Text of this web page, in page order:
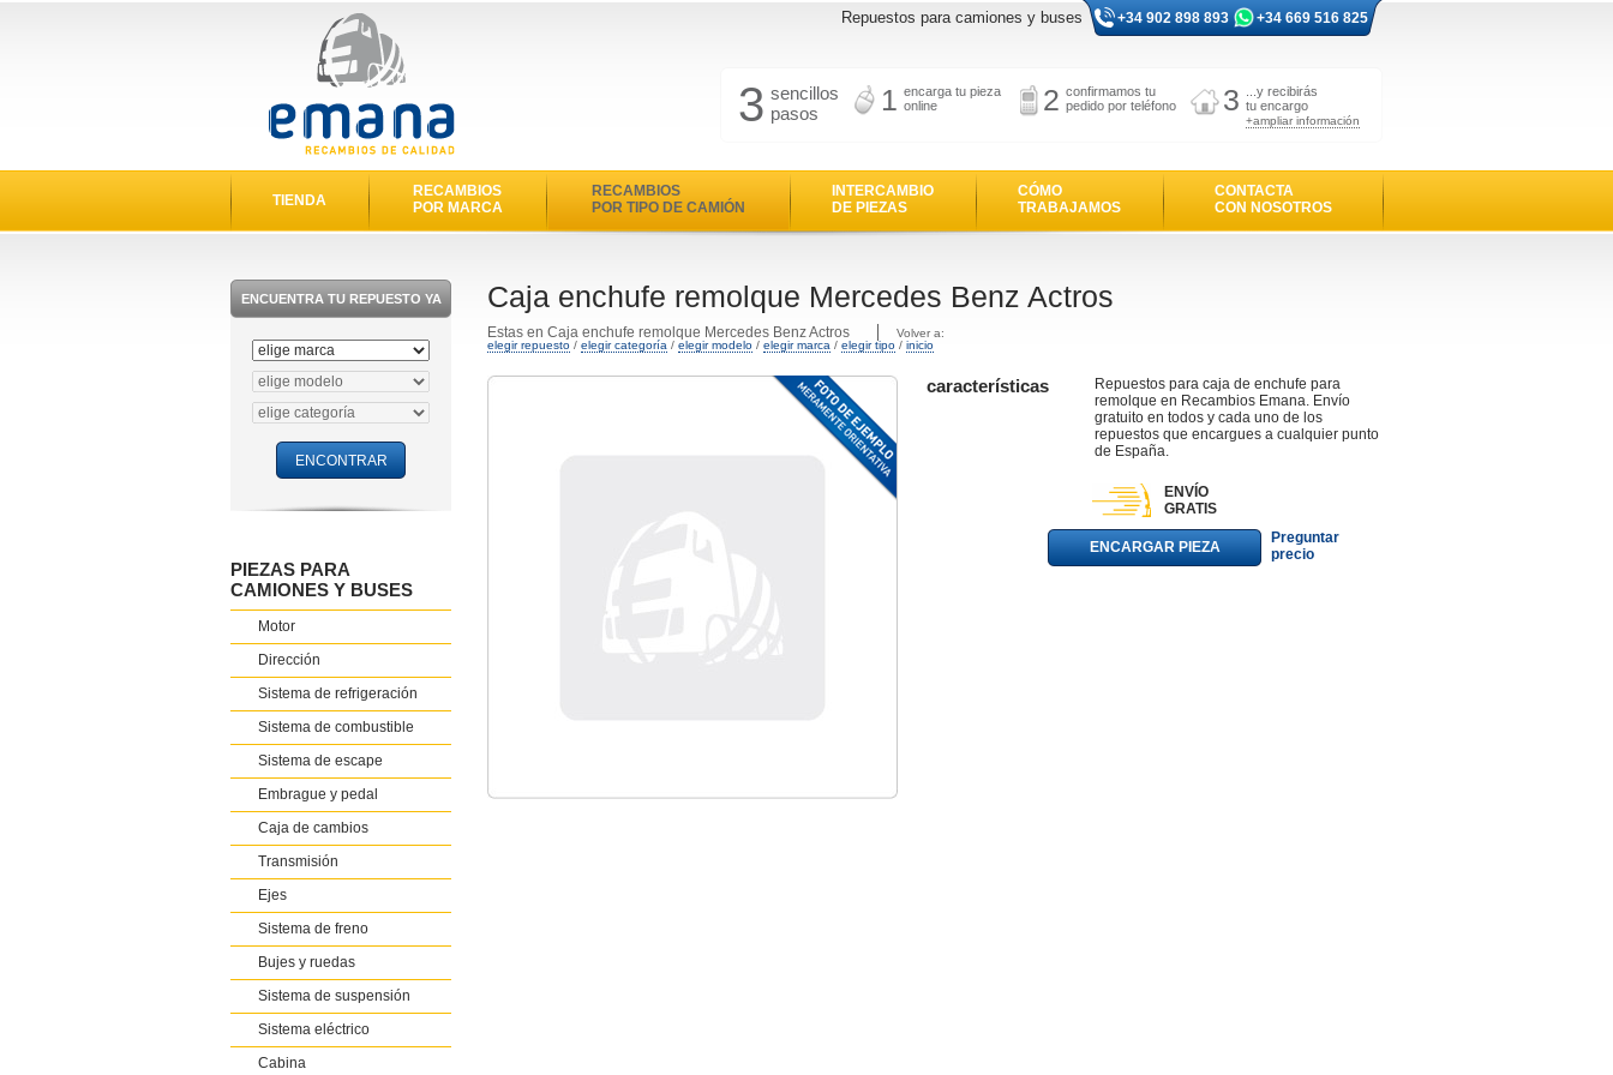
Repuestos para camiones y buses +34 902 898 893 +34 669 516 825
3 sencillos
pasos
1 encarga tu pieza
online
2 confirmamos tu
pedido por teléfono
3
...y recibirás
tu encargo
+ampliar información
TIENDA
RECAMBIOS
POR MARCA
RECAMBIOS
POR TIPO DE CAMIÓN
INTERCAMBIO
DE PIEZAS
CÓMO
TRABAJAMOS
CONTACTA
CON NOSOTROS
ENCUENTRA TU REPUESTO YA
PIEZAS PARA
CAMIONES Y BUSES
Motor
Dirección
Sistema de refrigeración
Sistema de combustible
Sistema de escape
Embrague y pedal
Caja de cambios
Transmisión
Ejes
Sistema de freno
Bujes y ruedas
Sistema de suspensión
Sistema eléctrico
Cabina
Caja enchufe remolque Mercedes Benz Actros
Estas en Caja enchufe remolque Mercedes Benz Actros
Volver a:
elegir repuesto / elegir categoría / elegir modelo / elegir marca / elegir tipo / inicio
características
Repuestos para caja de enchufe para
remolque en Recambios Emana. Envío
gratuito en todos y cada uno de los
repuestos que encargues a cualquier punto
de España.
ENVÍO
GRATIS
ENCARGAR PIEZA
Preguntar
precio